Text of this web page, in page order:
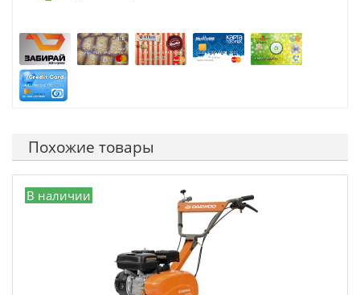
Похожие товары
В наличии